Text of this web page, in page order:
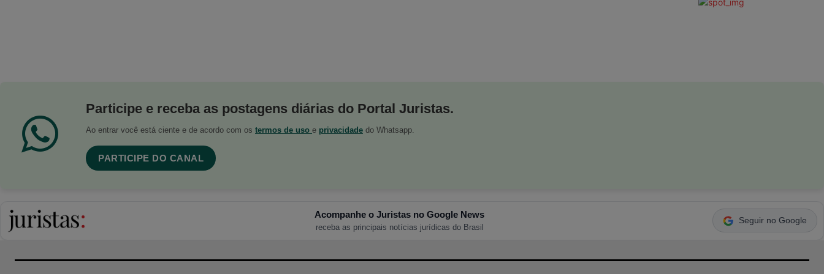
Participe e receba as postagens diárias do Portal Juristas.
Ao entrar você está ciente e de acordo com os termos de uso e privacidade do Whatsapp.
PARTICIPE DO CANAL
Acompanhe o Juristas no Google News
receba as principais notícias jurídicas do Brasil
Seguir no Google